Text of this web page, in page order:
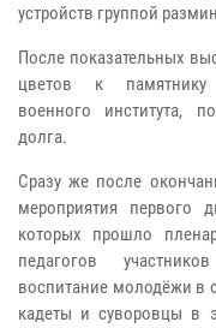
устройств группой
После показательных
цветов к памятнику
военного института,
долга.
Сразу же после
мероприятия первого
которых прошло
педагогов
воспитание молодёжи в
кадеты и суворовцы в